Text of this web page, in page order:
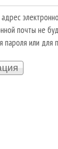
почты не
пароля или